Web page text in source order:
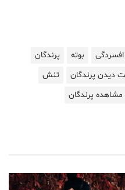
افسردگی بوته
پرندگان
دیدن پرندگان
تنش
مشاهده پرندگان